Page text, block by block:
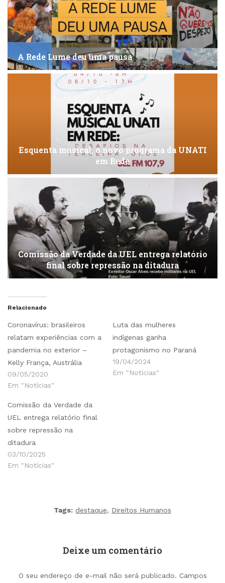
A Rede Lume deu uma pausa
Esquenta musical, o novo programa da UNATI
em Rede
Comissão da Verdade da UEL entrega relatório
final sobre repressão na ditadura
Relacionado
Coronavírus: brasileiros
relatam experiências com a
pandemia no exterior –
Kelly França, Austrália
09/05/2020
Em "Notícias"
Luta das mulheres
indígenas ganha
protagonismo no Paraná
19/04/2024
Em "Notícias"
Comissão da Verdade da
UEL entrega relatório final
sobre repressão na
ditadura
03/10/2025
Em "Notícias"
Tags: destaque, Direitos Humanos
Deixe um comentário
O seu endereço de e-mail não será publicado. Campos